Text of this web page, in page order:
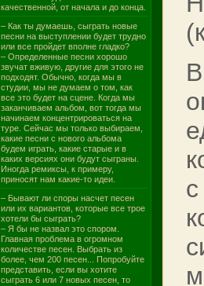
качественной, от начала и до конца.
– Как ты думаешь, сыграть новые
песни на выступлении будет трудно
или все пройдет вполне гладко?
– Определенные песни хорошо
звучат вживую, другие для этого не
подходят. Обычно, когда мы в
студии, мы не думаем о том, как
все это будет на сцене. Когда мы
заканчиваем альбом, вот тогда мы
начинаем концентрироваться на
туре. Сейчас мы только выбираем,
какие песни с нового альбома
будем играть, какие старые и в
каких версиях они будут сыграны.
Иногда ремиксы, к примеру,
приносят нам какие-то идеи.
– Бывают ли споры насчет песен
или их вариантов, которые все трое
хотели бы сыграть?
– Я бы не назвал это спором.
Главная проблема в огромном
количестве песен. Выбрать из
более, чем 200 песен... Попробуйте
представить, если вы хотите
сыграть 6 или 7 новых песен, то